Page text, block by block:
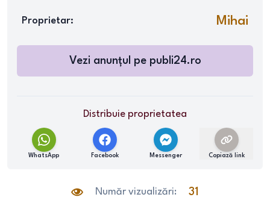
Proprietar: Mihai
Vezi anunțul pe publi24.ro
Distribuie proprietatea
WhatsApp Facebook Messenger Copiază link
Număr vizualizări: 31